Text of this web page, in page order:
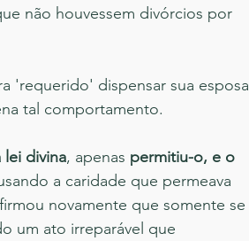
não houvessem divórcios por
'requerido' dispensar sua esposa
tal comportamento.
divina, apenas permitiu-o, e o
a caridade que permeava
novamente que somente se
um ato irreparável que